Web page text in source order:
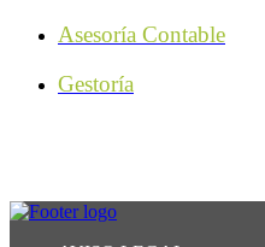
Asesoría Contable
Gestoría